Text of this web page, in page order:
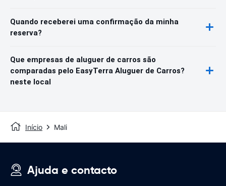
Quando receberei uma confirmação da minha
reserva?
Que empresas de aluguer de carros são
comparadas pelo EasyTerra Aluguer de Carros?
neste local
Início Mali
Ajuda e contacto